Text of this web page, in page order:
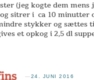
(jeg kogte dem mens
og sitrer i ca 10
stykker og sættes
et opkog i 2,5 dl
—24. JUNI 2016